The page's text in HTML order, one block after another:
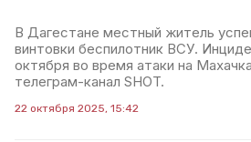
В Дагестане местный житель
винтовки беспилотник ВСУ.
октября во время атаки на
телеграм-канал SHOT.
22 октября 2025, 15:42